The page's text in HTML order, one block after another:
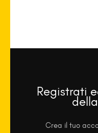
Registrati
Crea il tuo